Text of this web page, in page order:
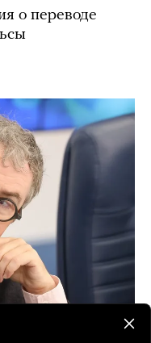
о переводе